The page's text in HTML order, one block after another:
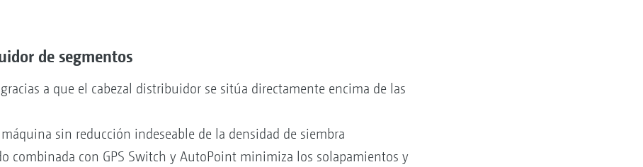
de segmentos
a que el cabezal distribuidor se sitúa directamente encima de las
sin reducción indeseable de la densidad de siembra
combinada con GPS Switch y AutoPoint minimiza los solapamientos y